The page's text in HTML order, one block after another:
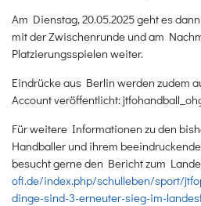
Am Dienstag, 20.05.2025 geht es
mit der Zwischenrunde und am
Platzierungsspielen weiter.
Eindrücke aus Berlin werden zudem
Account veröffentlicht:
Für weitere Informationen zu den
Handballer und ihrem
besucht gerne den Bericht zum
ofi.de/index.php/schulleben/sport/
dinge-sind-3-erneuter-sieg-im-